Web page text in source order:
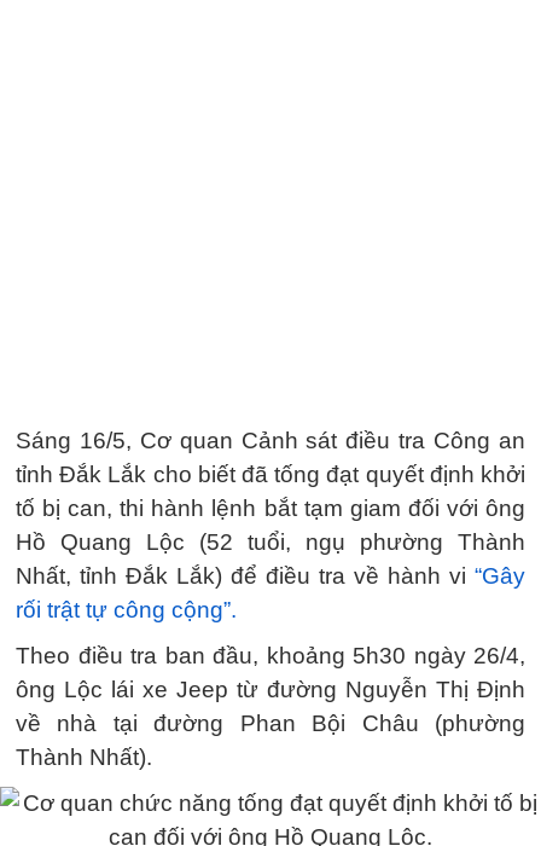
Sáng 16/5, Cơ quan Cảnh sát điều tra Công an
tỉnh Đắk Lắk cho biết đã tống đạt quyết định khởi
tố bị can, thi hành lệnh bắt tạm giam đối với ông
Hồ Quang Lộc (52 tuổi, ngụ phường Thành
Nhất, tỉnh Đắk Lắk) để điều tra về hành vi “Gây
rối trật tự công cộng”.
Theo điều tra ban đầu, khoảng 5h30 ngày 26/4,
ông Lộc lái xe Jeep từ đường Nguyễn Thị Định
về nhà tại đường Phan Bội Châu (phường
Thành Nhất).